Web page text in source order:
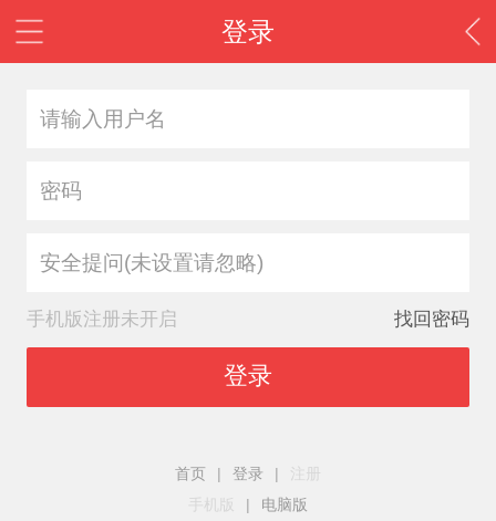
登录
安全提问(未设置请忽略)
手机版注册未开启 找回密码
登录
首页 | 登录 |
注册
手机版
| 电脑版